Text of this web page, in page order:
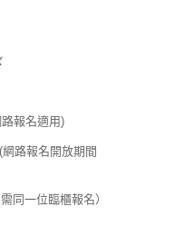
報名適用)
路報名開放期間
同一位臨櫃報名）